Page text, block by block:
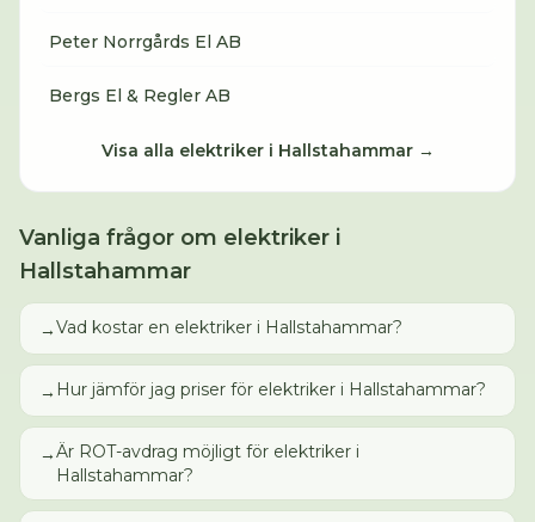
Peter Norrgårds El AB
Bergs El & Regler AB
Visa alla elektrikeri Hallstahammar→
Vanliga frågor om elektriker i
Hallstahammar
→Vad kostar en elektriker i Hallstahammar?
→ Hur jämför jag priser för elektriker i Hallstahammar?
→Är ROT-avdrag möjligt för elektriker i
Hallstahammar?